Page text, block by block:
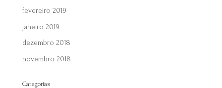
fevereiro 2019
janeiro 2019
dezembro 2018
novembro 2018
Categorias